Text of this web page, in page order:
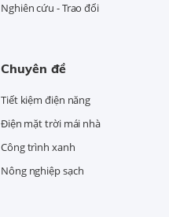
Nghiên cứu - Trao đổi
Chuyên đề
Tiết kiệm điện năng
Điện mặt trời mái nhà
Công trình xanh
Nông nghiệp sạch